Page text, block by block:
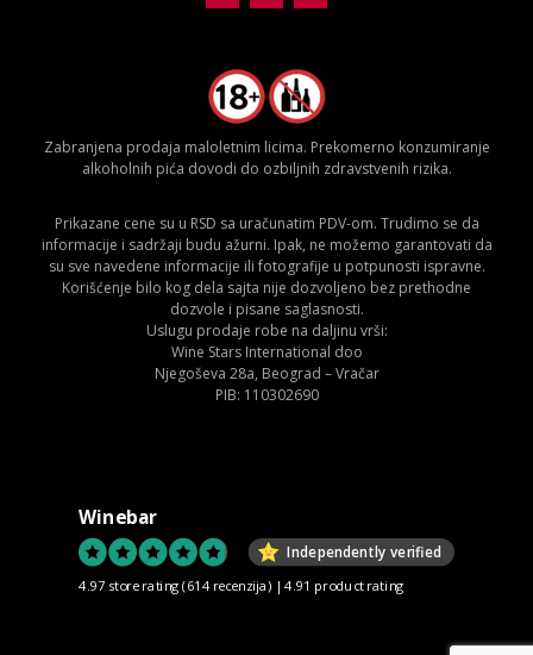
Zabranjena prodaja maloletnim licima. Prekomerno konzumiranje
alkoholnih pića dovodi do ozbiljnih zdravstvenih rizika.
Prikazane cene su u RSD sa uračunatim PDV-om. Trudimo se da
informacije i sadržaji budu ažurni. Ipak, ne možemo garantovati da
su sve navedene informacije ili fotografije u potpunosti ispravne.
Korišćenje bilo kog dela sajta nije dozvoljeno bez prethodne
dozvole i pisane saglasnosti.
Uslugu prodaje robe na daljinu vrši:
Wine Stars International doo
Njegoševa 28a, Beograd – Vračar
PIB: 110302690
Winebar
Independently verified
4.97 store rating (614 recenzija) |4.91 product rating